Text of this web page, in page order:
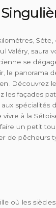
Sète,
Valéry, saura
se
le panorama
Découvrez
les façades
aux spécialités
vivre à la
faire un petit
de pêcheurs
où les